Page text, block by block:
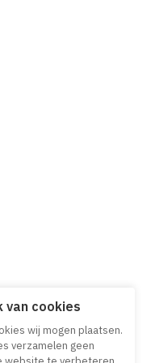
van cookies
wij mogen plaatsen.
verzamelen geen